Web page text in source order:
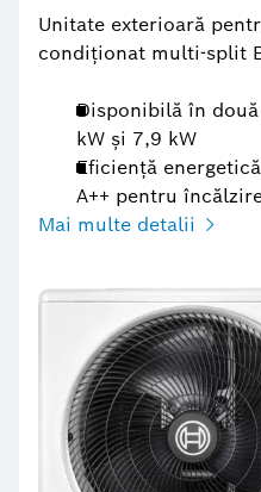
Unitate exterioară
condiționat multi-split
Disponibilă în
kW și 7,9 kW
Eficiență
A++ pentru
Mai multe detalii